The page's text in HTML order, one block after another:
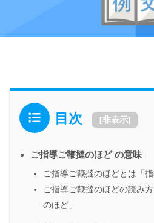
目次 [非表示]
ご指導ご鞭撻のほど の意味
ご指導ご鞭撻のほどとは「指
ご指導ご鞭撻のほどの読み
のほど」